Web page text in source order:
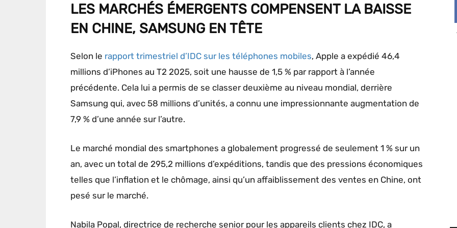
LES MARCHÉS ÉMERGENTS COMPENSENT LA BAISSE
EN CHINE, SAMSUNG EN TÊTE
Selon le rapport trimestriel d’IDC sur les téléphones mobiles, Apple a expédié 46,4
millions d’iPhones au T2 2025, soit une hausse de 1,5 % par rapport à l’année
précédente. Cela lui a permis de se classer deuxième au niveau mondial, derrière
Samsung qui, avec 58 millions d’unités, a connu une impressionnante augmentation de
7,9 % d’une année sur l’autre.
Le marché mondial des smartphones a globalement progressé de seulement 1 % sur un
an, avec un total de 295,2 millions d’expéditions, tandis que des pressions économiques
telles que l’inflation et le chômage, ainsi qu’un affaiblissement des ventes en Chine, ont
pesé sur le marché.
Nabila Popal, directrice de recherche senior pour les appareils clients chez IDC, a